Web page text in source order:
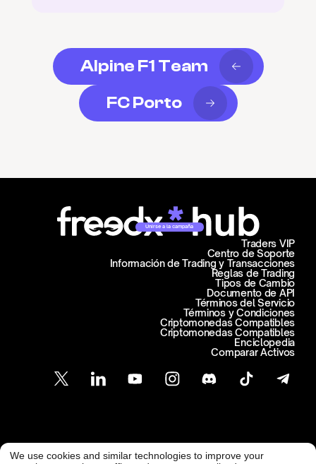
Alpine F1 Team
FC Porto
Unirse a la campaña
Centro de Soporte
Información de Trading y Transacciones
Traders VIP
Reglas de Trading
Tipos de Cambio
Documento de API
Términos del Servicio
Términos y Condiciones
Criptomonedas Compatibles
Criptomonedas Compatibles
Enciclopedia
Comparar Activos
Atención al Cliente
We use cookies and similar technologies to improve your